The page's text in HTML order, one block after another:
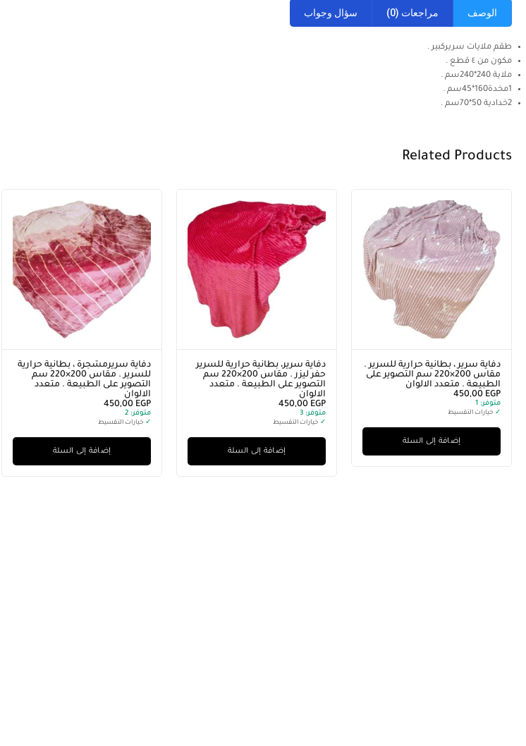
الوصف مراجعات (0) سؤال وجواب
طقم ملايات سريركبير .
مكون من ٤ قطع .
ملاية 240*240سم .
1مخدة160*45سم .
2خدادية 50*70سم .
Related Products
دفاية سرير ، بطانية حرارية للسرير .
مقاس 200×220 سم التصوير على
الطبيعة . متعدد الالوان
450,00 EGP
متوفر:
✓ خيارات التقسيط
إضافة إلى السلة
دفاية سرير، بطانية حرارية للسرير
حفر ليزر . مقاس 200×220 سم
التصوير على الطبيعة . متعدد
الالوان
450,00 EGP
متوفر:
✓ خيارات التقسيط
إضافة إلى السلة
دفاية سريرمشجرة ، بطانية حرارية
للسرير . مقاس 200×220 سم
التصوير على الطبيعة . متعدد
الالوان
450,00 EGP
متوفر:
✓ خيارات التقسيط
إضافة إلى السلة